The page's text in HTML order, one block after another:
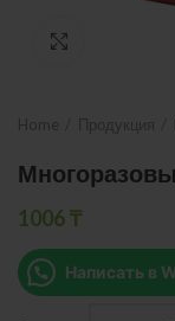
1006₸
Написать в